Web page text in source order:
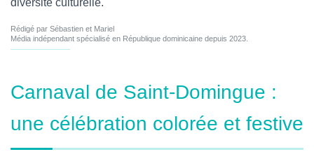
diversité culturelle.
Rédigé par Sébastien et Mariel
Média indépendant spécialisé en République dominicaine depuis 2023.
Carnaval de Saint-Domingue :
une célébration colorée et festive